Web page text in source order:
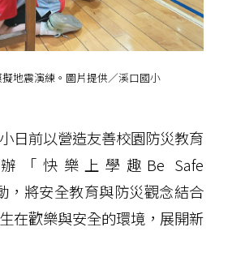
地震演練。圖片提供／溪口國小
日前以營造友善校園防災教育
「快樂上學趣Be Safe
，將安全教育與防災觀念結合
在歡樂與安全的環境，展開新